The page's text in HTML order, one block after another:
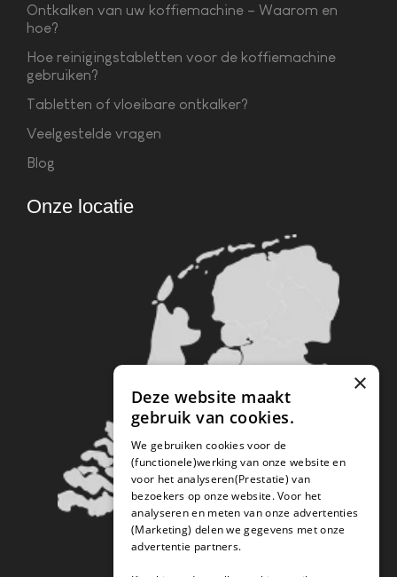
Ontkalken van uw koffiemachine – Waarom en
hoe?
Hoe reinigingstabletten voor de koffiemachine
gebruiken?
Tabletten of vloeibare ontkalker?
Veelgestelde vragen
Blog
Onze locatie
×
Deze website maakt
gebruik van cookies.
We gebruiken cookies voor de
(functionele)werking van onze website en
voor het analyseren(Prestatie) van
bezoekers op onze website. Voor het
analyseren en meten van onze advertenties
(Marketing) delen we gegevens met onze
advertentie partners.